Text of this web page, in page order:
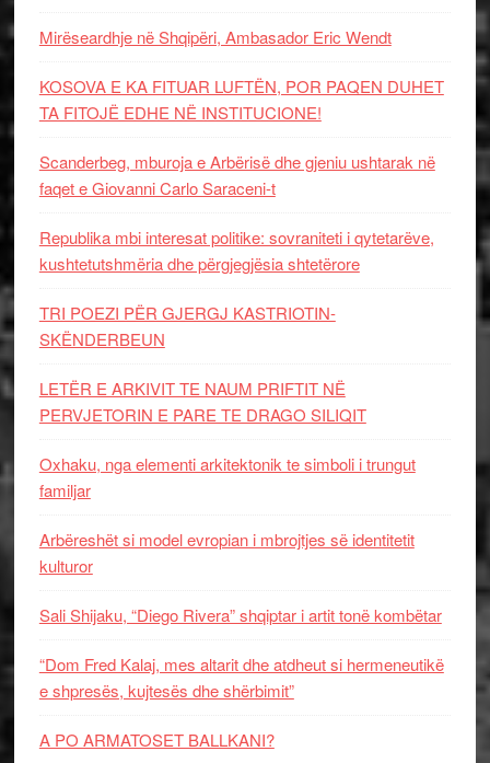
Mirëseardhje në Shqipëri, Ambasador Eric Wendt
KOSOVA E KA FITUAR LUFTËN, POR PAQEN DUHET
TA FITOJË EDHE NË INSTITUCIONE!
Scanderbeg, mburoja e Arbërisë dhe gjeniu ushtarak në
faqet e Giovanni Carlo Saraceni-t
Republika mbi interesat politike: sovraniteti i qytetarëve,
kushtetutshmëria dhe përgjegjësia shtetërore
TRI POEZI PËR GJERGJ KASTRIOTIN-
SKËNDERBEUN
LETËR E ARKIVIT TE NAUM PRIFTIT NË
PERVJETORIN E PARE TE DRAGO SILIQIT
Oxhaku, nga elementi arkitektonik te simboli i trungut
familjar
Arbëreshët si model evropian i mbrojtjes së identitetit
kulturor
Sali Shijaku, “Diego Rivera” shqiptar i artit tonë kombëtar
“Dom Fred Kalaj, mes altarit dhe atdheut si hermeneutikë
e shpresës, kujtesës dhe shërbimit”
A PO ARMATOSET BALLKANI?